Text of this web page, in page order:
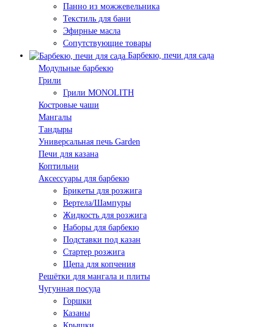
Панно из можжевельника
Текстиль для бани
Эфирные масла
Сопутствующие товары
Барбекю, печи для сада
Модульные барбекю
Грили
Грили MONOLITH
Костровые чаши
Мангалы
Тандыры
Универсальная печь Garden
Печи для казана
Коптильни
Аксессуары для барбекю
Брикеты для розжига
Вертела/Шампуры
Жидкость для розжига
Наборы для барбекю
Подставки под казан
Стартер розжига
Щепа для копчения
Решётки для мангала и плиты
Чугунная посуда
Горшки
Казаны